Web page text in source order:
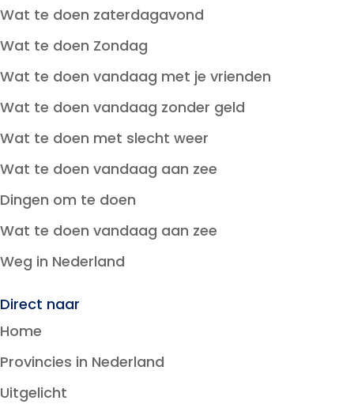
Wat te doen zaterdagavond
Wat te doen Zondag
Wat te doen vandaag met je vrienden
Wat te doen vandaag zonder geld
Wat te doen met slecht weer
Wat te doen vandaag aan zee
Dingen om te doen
Wat te doen vandaag aan zee
Weg in Nederland
Direct naar
Home
Provincies in Nederland
Uitgelicht